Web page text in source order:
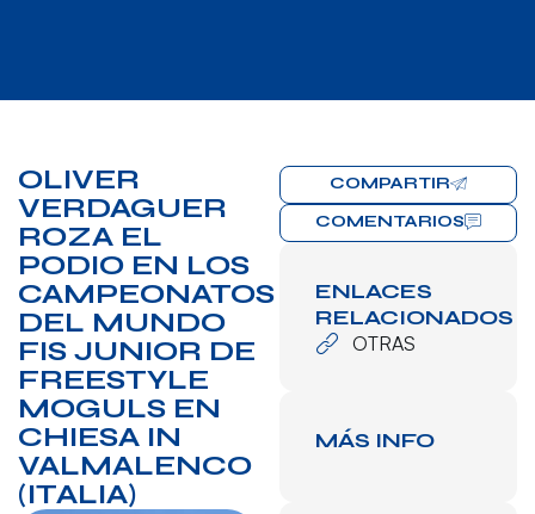
OLIVER
VERDAGUER
ROZA EL
PODIO EN LOS
CAMPEONATOS
DEL MUNDO
FIS JUNIOR DE
FREESTYLE
MOGULS EN
CHIESA IN
VALMALENCO
(ITALIA)
COMPARTIR
COMENTARIOS
ENLACES
RELACIONADOS
OTRAS
MÁS INFO